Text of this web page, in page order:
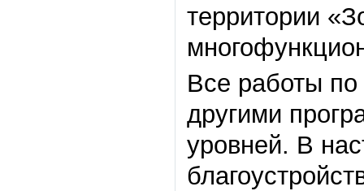
территории
Все работы
другими
уровней. В